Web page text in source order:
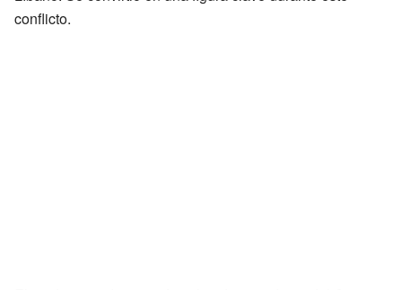
conflicto.